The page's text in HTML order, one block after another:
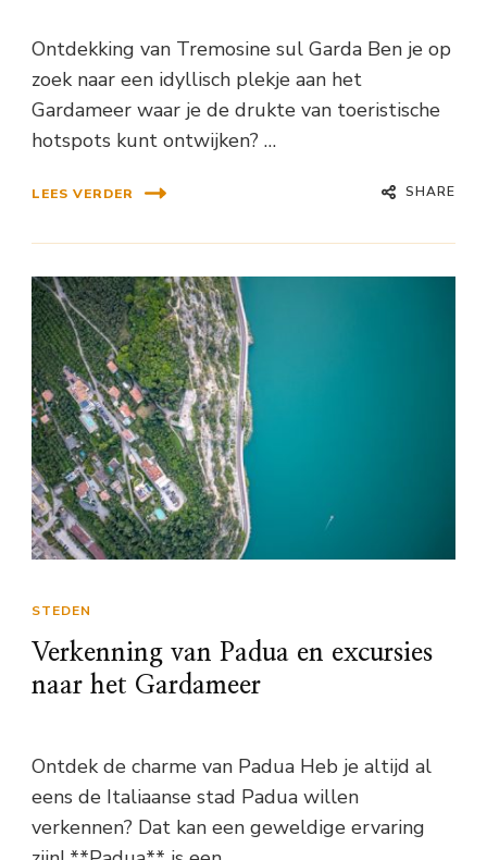
Ontdekking van Tremosine sul Garda Ben je op
zoek naar een idyllisch plekje aan het
Gardameer waar je de drukte van toeristische
hotspots kunt ontwijken? …
LEES VERDER SHARE
STEDEN
Verkenning van Padua en excursies
naar het Gardameer
Ontdek de charme van Padua Heb je altijd al
eens de Italiaanse stad Padua willen
verkennen? Dat kan een geweldige ervaring